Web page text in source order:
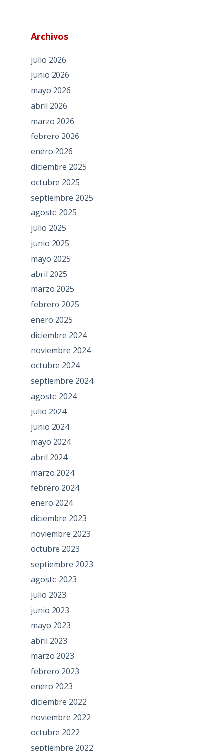
Archivos
julio 2026
junio 2026
mayo 2026
abril 2026
marzo 2026
febrero 2026
enero 2026
diciembre 2025
octubre 2025
septiembre 2025
agosto 2025
julio 2025
junio 2025
mayo 2025
abril 2025
marzo 2025
febrero 2025
enero 2025
diciembre 2024
noviembre 2024
octubre 2024
septiembre 2024
agosto 2024
julio 2024
junio 2024
mayo 2024
abril 2024
marzo 2024
febrero 2024
enero 2024
diciembre 2023
noviembre 2023
octubre 2023
septiembre 2023
agosto 2023
julio 2023
junio 2023
mayo 2023
abril 2023
marzo 2023
febrero 2023
enero 2023
diciembre 2022
noviembre 2022
octubre 2022
septiembre 2022